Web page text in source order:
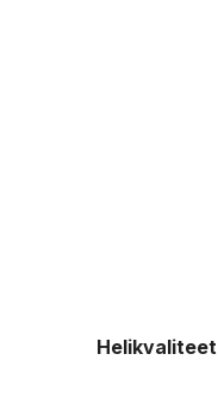
Helikvaliteet